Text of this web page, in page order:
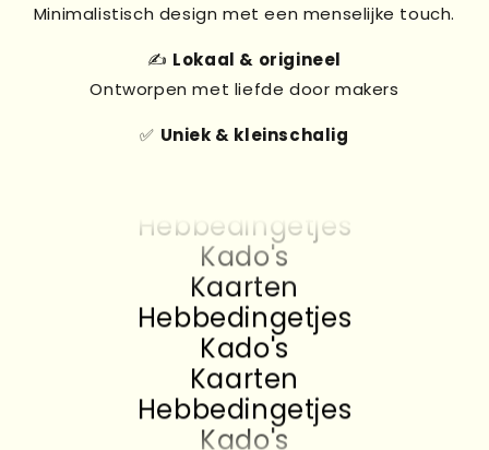
Minimalistisch design met een menselijke touch.
✍️ Lokaal & origineel
Ontworpen met liefde door makers
✅ Uniek & kleinschalig
Hebbedingetjes
Kado's
Kaarten
Hebbedingetjes
Kado's
Kaarten
Hebbedingetjes
Kado's